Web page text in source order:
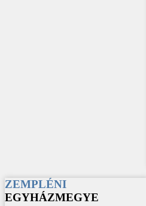
ZEMPLÉNI
EGYHÁZMEGYE